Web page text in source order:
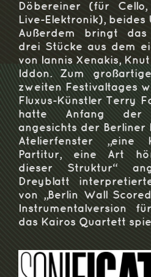
Döbereiner (für
Live-Elektronik),
Außerdem bringt
drei Stücke aus dem
von Iannis Xenakis,
Iddon. Zum
zweiten Festivaltages
Fluxus-Künstler Terry
hatte Anfang der
angesichts der Berliner
Atelierfenster „eine
Partitur, eine Art
dieser Struktur“
Dreyblatt
von „Berlin Wall
Instrumentalversion
das Kairos Quartett